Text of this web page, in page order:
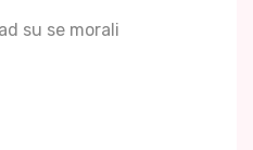
su se morali